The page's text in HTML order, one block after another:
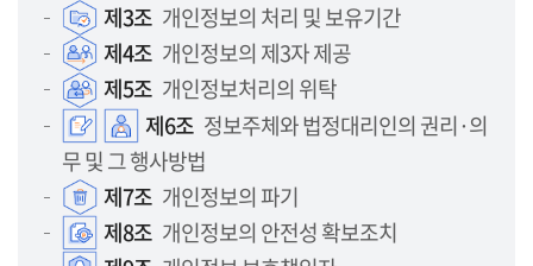
제3조 개인정보의 처리 및 보유기간
제4조 개인정보의 제3자 제공
제5조 개인정보처리의 위탁
제6조 정보주체와 법정대리인의 권리·의
무 및 그 행사방법
제7조 개인정보의 파기
제8조 개인정보의 안전성 확보조치